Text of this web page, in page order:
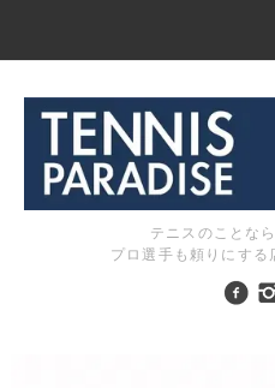
テニスのことな
プロ選手も頼りにする